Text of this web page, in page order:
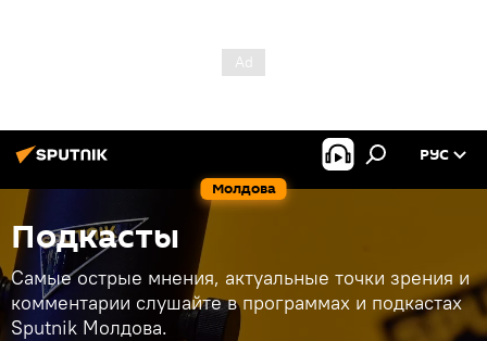
Молдова
РУС
Подкасты
Самые острые мнения, актуальные точки зрения и
комментарии слушайте в программах и подкастах
Sputnik Молдова.